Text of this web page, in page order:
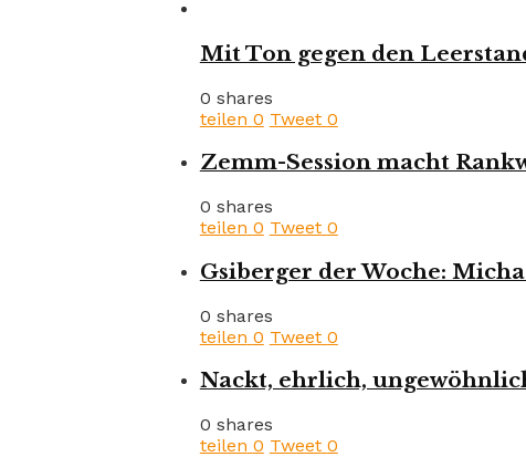
Mit Ton gegen den
0 shares
teilen 0 Tweet 0
Zemm-Session macht
0 shares
teilen 0 Tweet 0
Gsiberger der Woche:
0 shares
teilen 0 Tweet 0
Nackt, ehrlich,
0 shares
teilen 0 Tweet 0